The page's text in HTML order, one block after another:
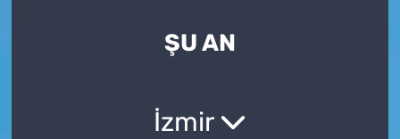
ŞU AN
İzmir